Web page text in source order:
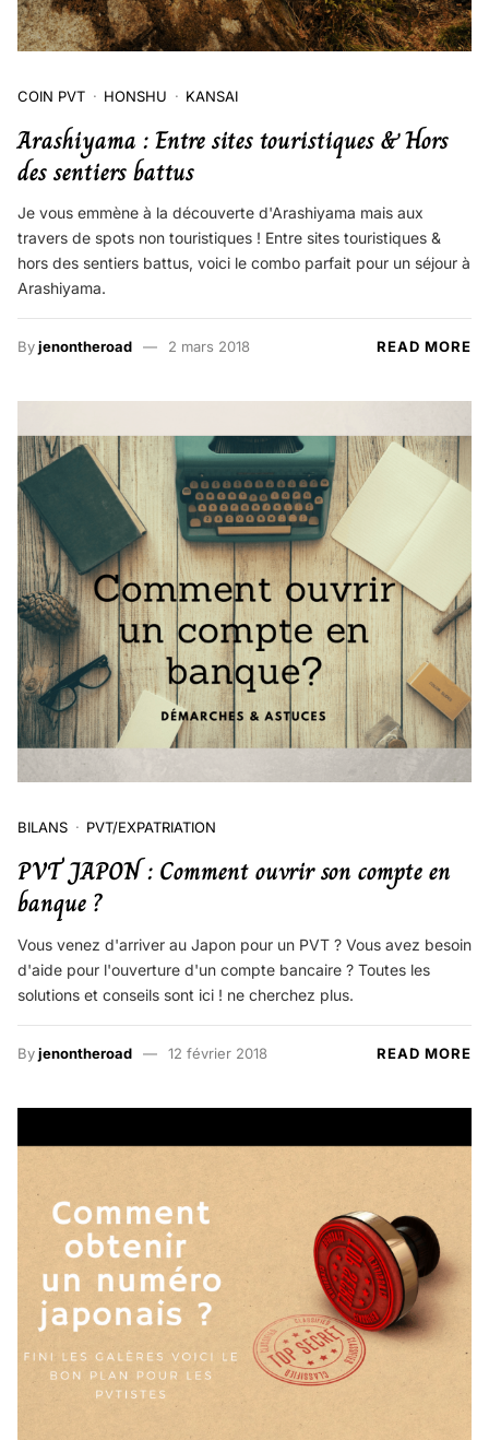
COIN PVT HONSHU KANSAI
Arashiyama : Entre sites touristiques & Hors
des sentiers battus
Je vous emmène à la découverte d'Arashiyama mais aux
travers de spots non touristiques ! Entre sites touristiques &
hors des sentiers battus, voici le combo parfait pour un séjour à
Arashiyama.
Byjenontheroad 2 mars 2018 READ MORE
BILANS PVT/EXPATRIATION
PVT JAPON : Comment ouvrir son compte en
banque ?
Vous venez d'arriver au Japon pour un PVT ? Vous avez besoin
d'aide pour l'ouverture d'un compte bancaire ? Toutes les
solutions et conseils sont ici ! ne cherchez plus.
Byjenontheroad 12 février 2018 READ MORE